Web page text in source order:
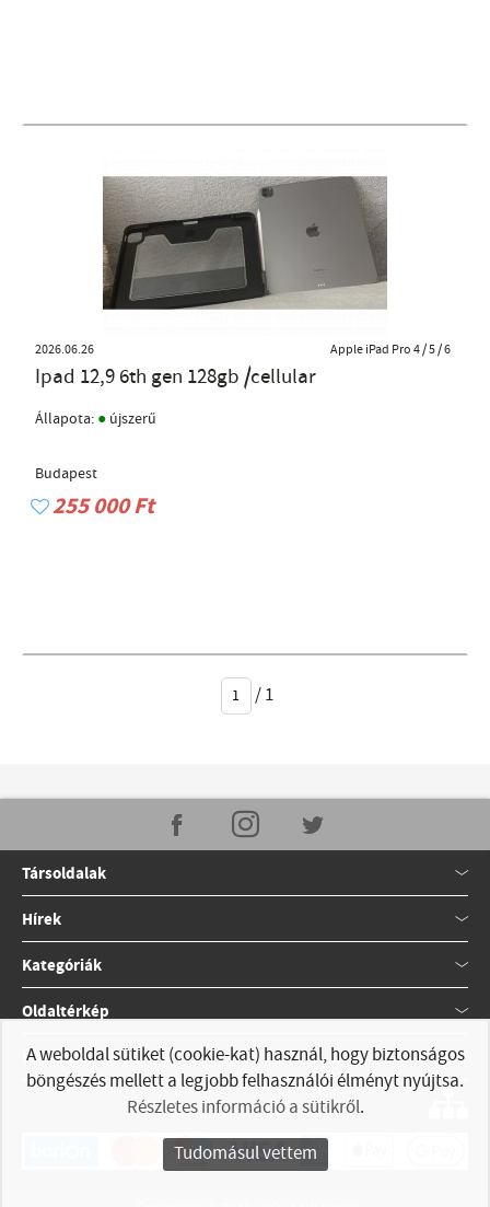
2026.06.26 Apple iPad Pro 4 / 5 / 6
Ipad 12,9 6th gen 128gb /cellular
Állapota: ● újszerű
Budapest
255 000 Ft
/1
Társoldalak
Hírek
Kategóriák
Oldaltérkép
Kapcsolat
A weboldal sütiket (cookie-kat) használ, hogy biztonságos
böngészés mellett a legjobb felhasználói élményt nyújtsa.
Részletes információ a sütikről.
Tudomásul vettem